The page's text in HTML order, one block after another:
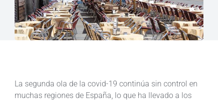
La segunda ola de la covid-19 continúa sin control en
muchas regiones de España, lo que ha llevado a los